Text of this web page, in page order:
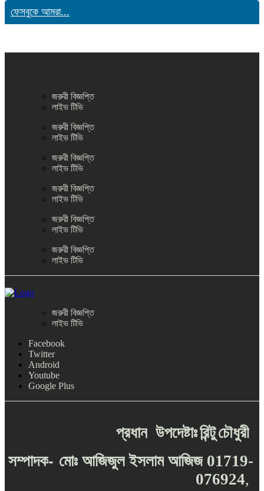
ফেসবুকে আমরা...
জরুরী বিজ্ঞপ্তি
লাইভ টিভি
জরুরী বিজ্ঞপ্তি
লাইভ টিভি
জরুরী বিজ্ঞপ্তি
লাইভ টিভি
জরুরী বিজ্ঞপ্তি
লাইভ টিভি
জরুরী বিজ্ঞপ্তি
লাইভ টিভি
জরুরী বিজ্ঞপ্তি
লাইভ টিভি
জরুরী বিজ্ঞপ্তি
লাইভ টিভি
Facebook
Twitter
Android
Youtube
Google Plus
প্রধান উপদেষ্টাঃরিন্টুচৌধুরী
সম্পাদক- মোঃ আজিজুল ইসলাম আজিজ 01719-
076924,